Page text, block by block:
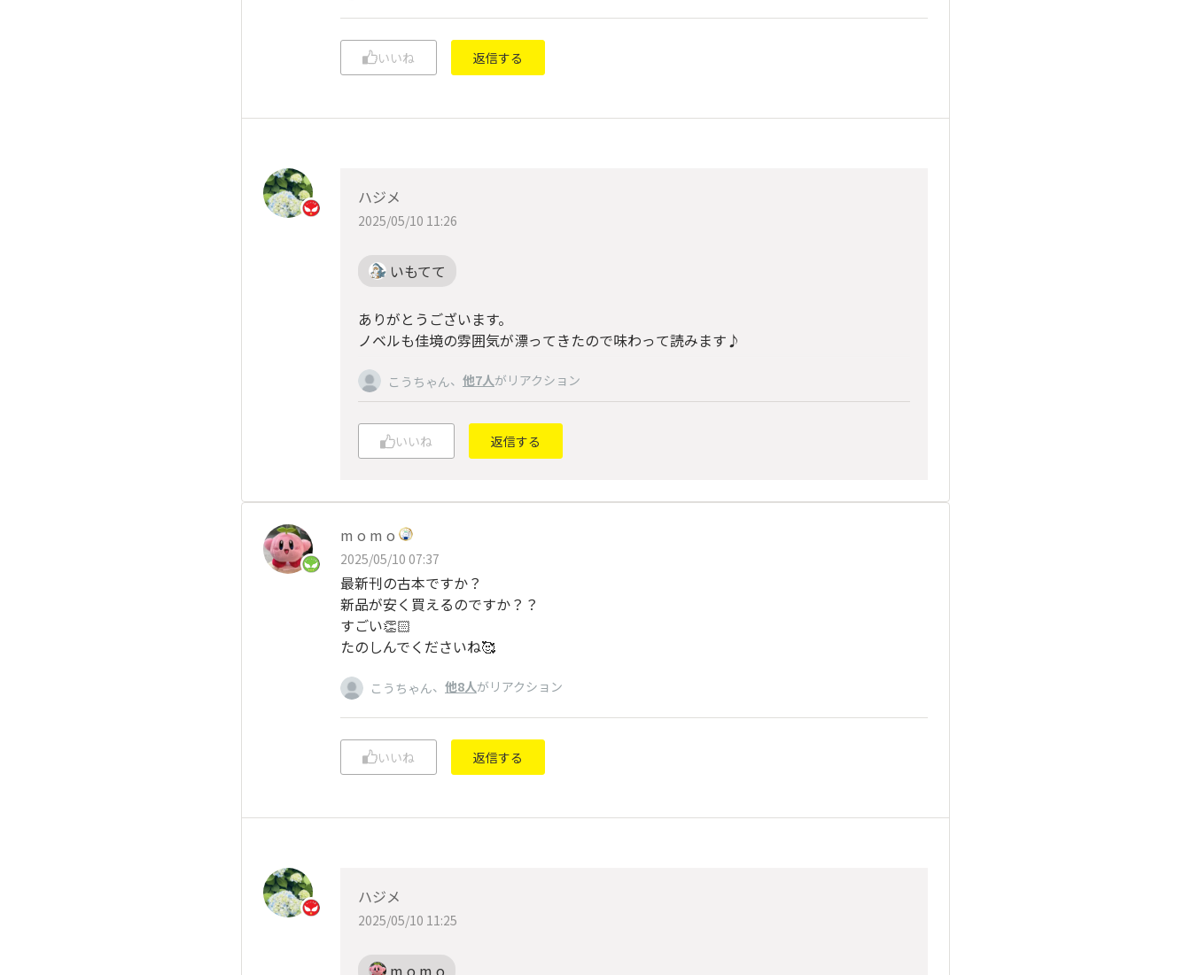
いいね 返信する
ハジメ
2025/05/10 11:26
いもてて
ありがとうございます。
ノベルも佳境の雰囲気が漂ってきたので味わって読みます♪
こうちゃん、 他7人がリアクション
いいね 返信する
m o m o
2025/05/10 07:37
最新刊の古本ですか？
新品が安く買えるのですか？？
すごい👏🏻
たのしんでくださいね🥰
こうちゃん、 他8人がリアクション
いいね 返信する
ハジメ
2025/05/10 11:25
m o m o